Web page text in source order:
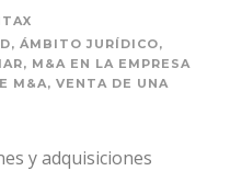
, ÁMBITO JURÍDICO,
, M&A EN LA EMPRESA
M&A, VENTA DE UNA
y adquisiciones